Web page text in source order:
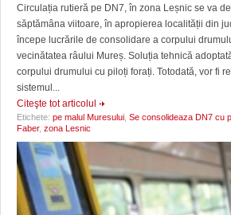
Circulația rutieră pe DN7, în zona Leșnic se va
săptămâna viitoare, în apropierea localității din
începe lucrările de consolidare a corpului
vecinătatea râului Mureș. Soluția tehnică
corpului drumului cu piloți forați. Totodată, vor fi
sistemul...
Citeşte tot articolul
Etichete: pe malul Muresului Se consolideaza DN7 cu
Faber, zona Lesnic